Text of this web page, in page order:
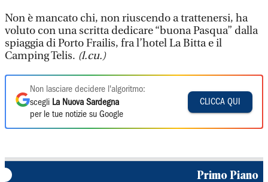
Non è mancato chi, non riuscendo a trattenersi, ha
voluto con una scritta dedicare “buona Pasqua” dalla
spiaggia di Porto Frailis, fra l’hotel La Bitta e il
Camping Telis. (l.cu.)
Non lasciare decidere l'algoritmo:
scegli La Nuova Sardegna
per le tue notizie su Google
CLICCA QUI
Primo Piano